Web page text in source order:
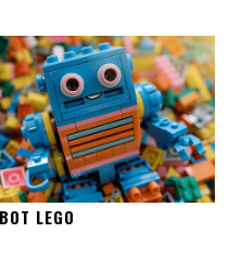
LEGO